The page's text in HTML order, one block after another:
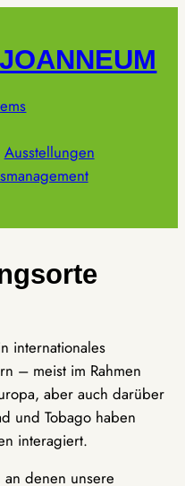
Ausstellungen
internationales
– meist im Rahmen
aber auch darüber
und Tobago haben
interagiert.
denen unsere